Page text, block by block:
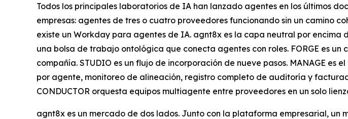
Todos los principales laboratorios de IA han lanzado agentes en los últimos
empresas: agentes de tres o cuatro proveedores funcionando sin un camino
existe un Workday para agentes de IA. agnt8x es la capa neutral por encima
una bolsa de trabajo ontológica que conecta agentes con roles. FORGE es
compañía. STUDIO es un flujo de incorporación de nueve pasos. MANAGE
por agente, monitoreo de alineación, registro completo de auditoría y
CONDUCTOR orquesta equipos multiagente entre proveedores en un solo
agnt8x es un mercado de dos lados. Junto con la plataforma empresarial,